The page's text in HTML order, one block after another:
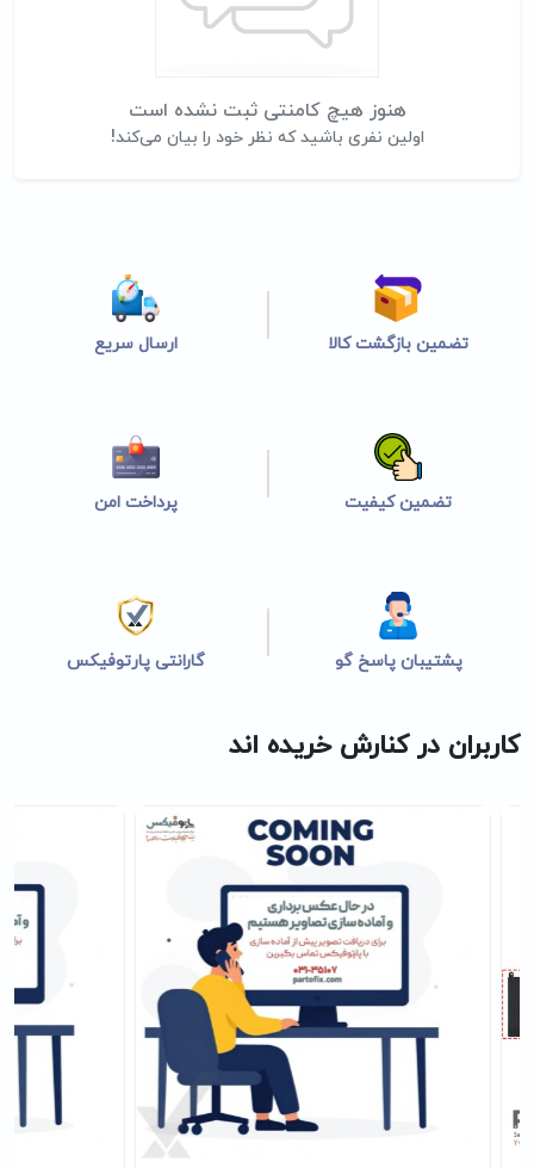
هنوز هیچ کامنتی ثبت نشده است
اولین نفری باشید که نظر خود را بیان می‌کند!
تضمین بازگشت کالا ارسال سریع
تضمین کیفیت پرداخت امن
پشتیبان پاسخ گو گارانتی پارتوفیکس
کاربران در کنارش خریده اند